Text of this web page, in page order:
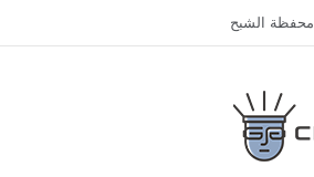
أخبار سوق العملات المشفرة ليوم 2اكتوبر 2024